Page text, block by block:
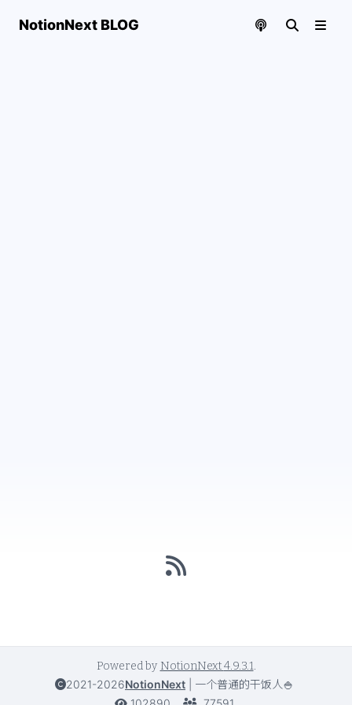
NotionNext BLOG
Powered by NotionNext4.9.3.1.
2021-2026NotionNext
一个普通的干饭人🍚